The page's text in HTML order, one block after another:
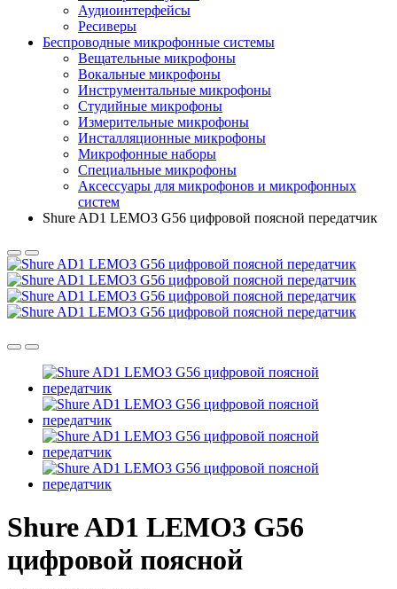
Аудиоинтерфейсы
Ресиверы
Беспроводные микрофонные системы
Вещательные микрофоны
Вокальные микрофоны
Инструментальные микрофоны
Студийные микрофоны
Измерительные микрофоны
Инсталляционные микрофоны
Микрофонные наборы
Специальные микрофоны
Аксессуары для микрофонов и микрофонных
систем
Shure AD1 LEMO3 G56 цифровой поясной передатчик
Shure AD1 LEMO3 G56
цифровой поясной